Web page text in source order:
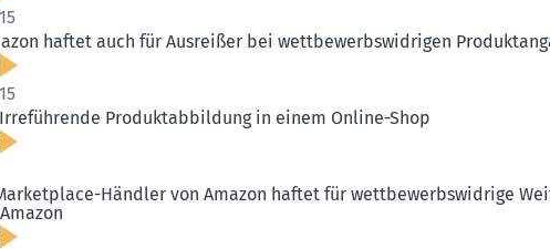
haftet auch für Ausreißer bei wettbe­werbs­wid­rigen
Irrefüh­rende Produktab­bildung in einem Online-Shop
Händler von Amazon haftet für wettbe­werbs­widrige